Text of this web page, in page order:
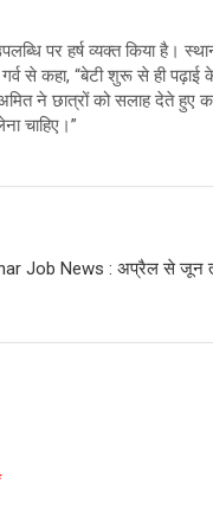
पर हर्ष व्यक्त किया है।
ने गर्व से कहा, “बेटी शुरू से ही
ने छात्रों को सलाह देते हुए कहा,
चाहिए।”
Job News : अप्रैल से जून